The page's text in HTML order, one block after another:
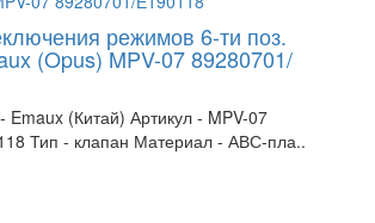
режимов 6-ти поз.
(Opus) MPV-07 89280701/
Emaux (Китай) Артикул - MPV-07
Тип - клапан Материал - АВС-пла..